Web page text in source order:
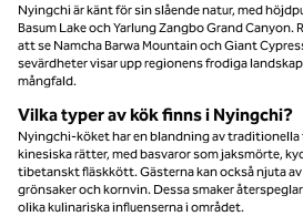
Nyingchi är känt för sin slående natur, med
Basum Lake och Yarlung Zangbo Grand Canyon.
att se Namcha Barwa Mountain och Giant
sevärdheter visar upp regionens frodiga
mångfald.
Vilka typer av kök finns i Nyingchi?
Nyingchi-köket har en blandning av
kinesiska rätter, med basvaror som jaksmörte,
tibetanskt fläskkött. Gästerna kan också njuta
grönsaker och kornvin. Dessa smaker
olika kulinariska influenserna i området.